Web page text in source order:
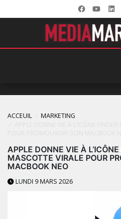
ACCEUIL
MARKETING
APPLE DONNE VIE À
MASCOTTE VIRALE POUR
MACBOOK NEO
LUNDI 9 MARS 2026